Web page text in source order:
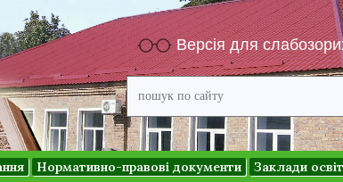
Версія для
Нормативно-правові документи
Заклади